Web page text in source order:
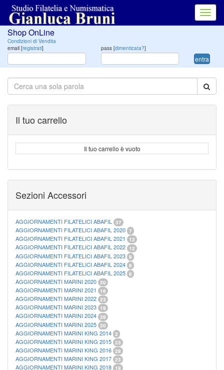
Shop OnLine
Condizioni di Vendita
email [registrati] pass [dimenticata?]
entra
Il tuo carrello
Il tuo carrello è vuoto
Sezioni Accessori
AGGIORNAMENTI FILATELICI ABAFIL 37
AGGIORNAMENTI FILATELICI ABAFIL 2020 7
AGGIORNAMENTI FILATELICI ABAFIL 2021 12
AGGIORNAMENTI FILATELICI ABAFIL 2022 12
AGGIORNAMENTI FILATELICI ABAFIL 2023 9
AGGIORNAMENTI FILATELICI ABAFIL 2024 6
AGGIORNAMENTI FILATELICI ABAFIL 2025 6
AGGIORNAMENTI MARINI 2020 20
AGGIORNAMENTI MARINI 2021 16
AGGIORNAMENTI MARINI 2022 23
AGGIORNAMENTI MARINI 2023 19
AGGIORNAMENTI MARINI 2024 26
AGGIORNAMENTI MARINI 2025 20
AGGIORNAMENTI MARINI KING 2014 2
AGGIORNAMENTI MARINI KING 2015 23
AGGIORNAMENTI MARINI KING 2016 28
AGGIORNAMENTI MARINI KING 2017 23
AGGIORNAMENTI MARINI KING 2018 19